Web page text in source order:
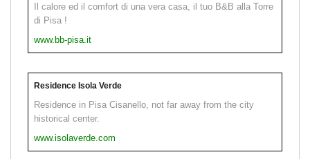
Il calore ed il comfort di una vera casa, il tuo B&B alla Torre
di Pisa !
www.bb-pisa.it
Residence Isola Verde
Residence in Pisa Cisanello, not far away from the city
historical center.
www.isolaverde.com